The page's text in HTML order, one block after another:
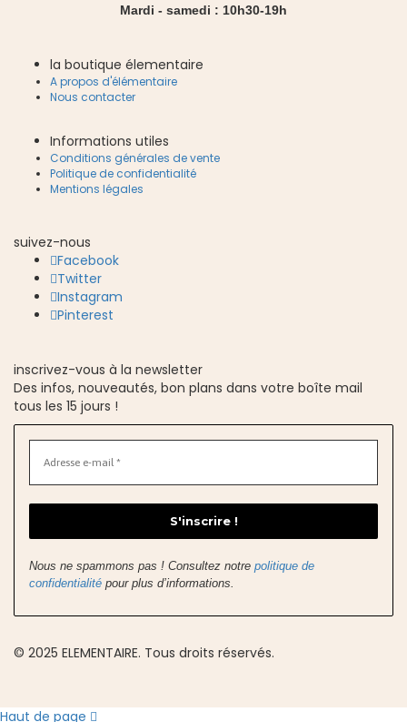
Mardi - samedi : 10h30-19h
la boutique élementaire
A propos d'élémentaire
Nous contacter
Informations utiles
Conditions générales de vente
Politique de confidentialité
Mentions légales
suivez-nous
Facebook
Twitter
Instagram
Pinterest
inscrivez-vous à la newsletter
Des infos, nouveautés, bon plans dans votre boîte mail
tous les 15 jours !
Nous ne spammons pas ! Consultez notre politique de
confidentialité pour plus d’informations.
© 2025 ELEMENTAIRE. Tous droits réservés.
Haut de page